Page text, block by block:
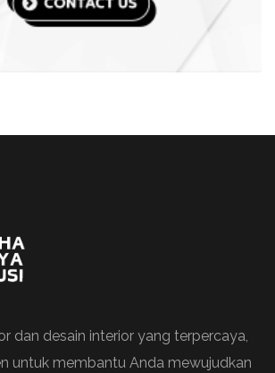
dan desain interior yang terpercaya,
untuk membantu Anda mewujudkan